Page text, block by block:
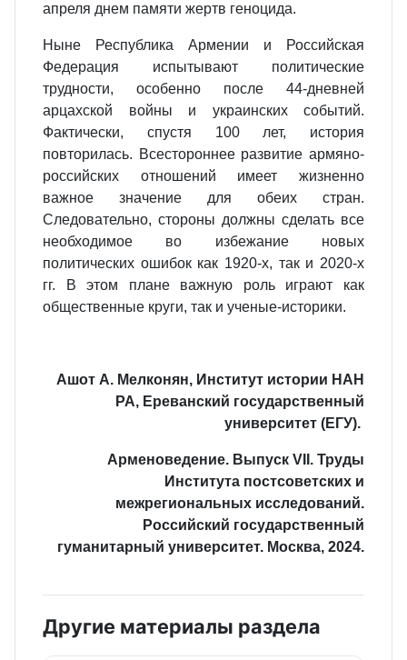
апреля днем памяти жертв геноцида.
Ныне Республика Армении и Российская
Федерация испытывают политические
трудности, особенно после 44-дневней
арцахской войны и украинских событий.
Фактически, спустя 100 лет, история
повторилась. Всестороннее развитие армяно-
российских отношений имеет жизненно
важное значение для обеих стран.
Следовательно, стороны должны сделать все
необходимое во избежание новых
политических ошибок как 1920-х, так и 2020-х
гг. В этом плане важную роль играют как
общественные круги, так и ученые-историки.
Ашот А. Мелконян, Институт истории НАН
РА, Ереванский государственный
университет (ЕГУ).
Арменоведение. Выпуск VII. Труды
Института постсоветских и
межрегиональных исследований.
Российский государственный
гуманитарный университет. Москва, 2024.
Другие материалы раздела